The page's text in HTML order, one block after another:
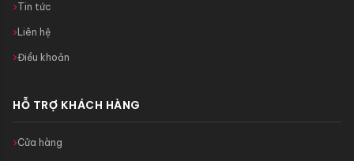
Tin tức
Liên hệ
Điều khoản
HỖ TRỢ KHÁCH HÀNG
Cửa hàng